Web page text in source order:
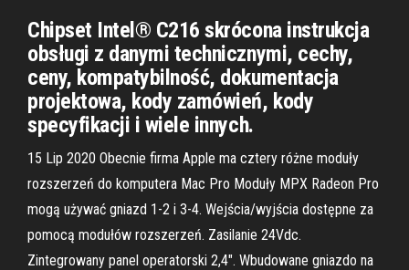
Chipset Intel® C216 skrócona instrukcja
obsługi z danymi technicznymi, cechy,
ceny, kompatybilność, dokumentacja
projektowa, kody zamówień, kody
specyfikacji i wiele innych.
15 Lip 2020 Obecnie firma Apple ma cztery różne moduły
rozszerzeń do komputera Mac Pro Moduły MPX Radeon Pro
mogą używać gniazd 1-2 i 3-4. Wejścia/wyjścia dostępne za
pomocą modułów rozszerzeń. Zasilanie 24Vdc.
Zintegrowany panel operatorski 2,4". Wbudowane gniazdo na